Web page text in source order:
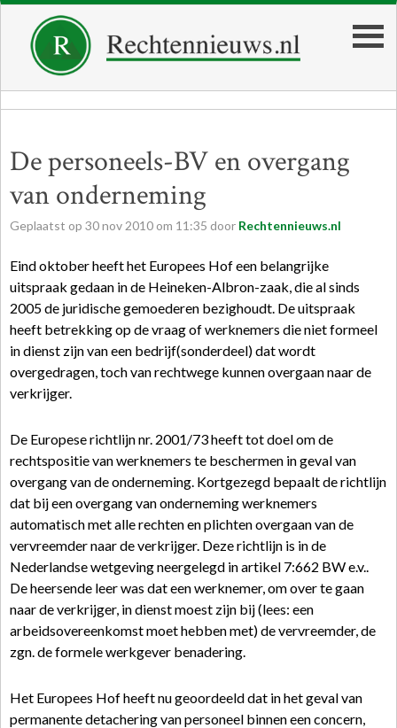
De personeels-BV en overgang
van onderneming
Geplaatst op 30nov 2010 om 11:35 door Rechtennieuws.nl
Eind oktober heeft het Europees Hof een belangrijke
uitspraak gedaan in de Heineken-Albron-zaak, die al sinds
2005 de juridische gemoederen bezighoudt. De uitspraak
heeft betrekking op de vraag of werknemers die niet formeel
in dienst zijn van een bedrijf(sonderdeel) dat wordt
overgedragen, toch van rechtwege kunnen overgaan naar de
verkrijger.
De Europese richtlijn nr. 2001/73 heeft tot doel om de
rechtspositie van werknemers te beschermen in geval van
overgang van de onderneming. Kortgezegd bepaalt de richtlijn
dat bij een overgang van onderneming werknemers
automatisch met alle rechten en plichten overgaan van de
vervreemder naar de verkrijger. Deze richtlijn is in de
Nederlandse wetgeving neergelegd in artikel 7:662 BW e.v..
De heersende leer was dat een werknemer, om over te gaan
naar de verkrijger, in dienst moest zijn bij (lees: een
arbeidsovereenkomst moet hebben met) de vervreemder, de
zgn. de formele werkgever benadering.
Het Europees Hof heeft nu geoordeeld dat in het geval van
permanente detachering van personeel binnen een concern,